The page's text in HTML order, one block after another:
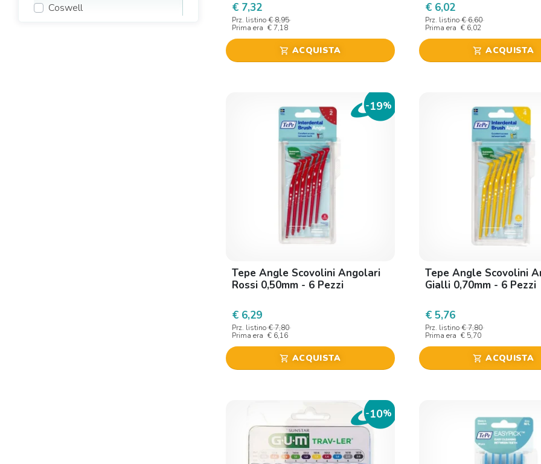
Coswell
€ 7,32
Prz. listino € 8,95
Prima era € 7,18
shopping_cart ACQUISTA
€ 6,02
Prz. listino € 6,60
Prima era € 6,02
shopping_cart ACQUISTA
-19%
Tepe Angle Scovolini Angolari
Rossi 0,50mm - 6 Pezzi
€ 6,29
Prz. listino € 7,80
Prima era € 6,16
shopping_cart ACQUISTA
Tepe Angle Scovolini
Gialli 0,70mm - 6 Pezzi
€ 5,76
Prz. listino € 7,80
Prima era € 5,70
shopping_cart ACQUISTA
-10%